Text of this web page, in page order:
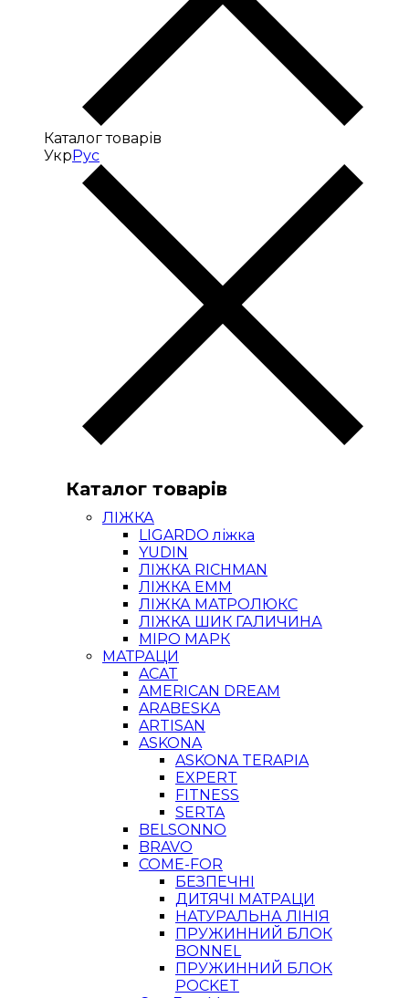
Каталог товарів
УкрРус
Каталог товарів
ЛІЖКА
LIGARDO ліжка
YUDIN
ЛІЖКА RICHMAN
ЛІЖКА ЕММ
ЛІЖКА МАТРОЛЮКС
ЛІЖКА ШИК ГАЛИЧИНА
МІРО МАРК
МАТРАЦИ
ACAT
AMERICAN DREAM
ARABESKA
ARTISAN
ASKONA
ASKONA TERAPIA
EXPERT
FITNESS
SERTA
BELSONNO
BRAVO
COME-FOR
БЕЗПЕЧНІ
ДИТЯЧІ МАТРАЦИ
НАТУРАЛЬНА ЛІНІЯ
ПРУЖИННИЙ БЛОК
BONNEL
ПРУЖИННИЙ БЛОК
POCKET